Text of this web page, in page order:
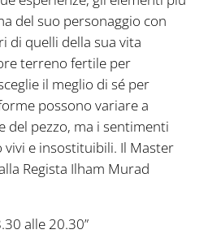
del suo personaggio con
di quelli della sua vita
terreno fertile per
il meglio di sé per
possono variare a
del pezzo, ma i sentimenti
vivi e insostituibili. Il Master
Regista Ilham Murad
alle 20.30”